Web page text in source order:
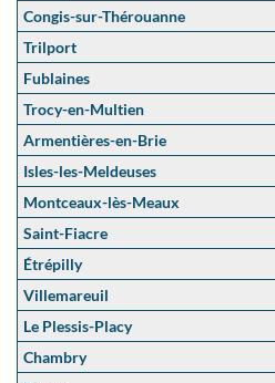
Congis-sur-Thérouanne
Trilport
Fublaines
Trocy-en-Multien
Armentières-en-Brie
Isles-les-Meldeuses
Montceaux-lès-Meaux
Saint-Fiacre
Étrépilly
Villemareuil
Le Plessis-Placy
Chambry